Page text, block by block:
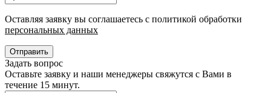
Оставляя заявку вы соглашаетесь с политикой обработки
персональных данных
Отправить
Задать вопрос
Оставьте заявку и наши менеджеры свяжутся с Вами в
течение 15 минут.